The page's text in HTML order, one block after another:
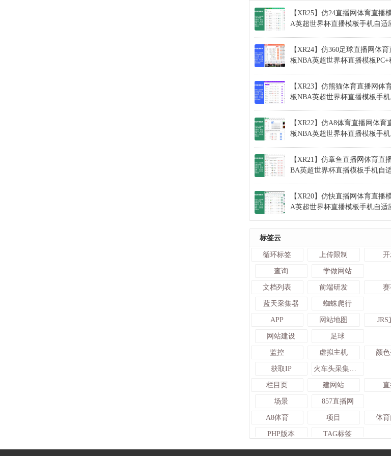
【XR25】仿24直播网体育直播
A英超世界杯直播模板手机自适
【XR24】仿360足球直播网体
板NBA英超世界杯直播模板PC+
【XR23】仿熊猫体育直播网体
板NBA英超世界杯直播模板手
【XR22】仿A8体育直播网体育
板NBA英超世界杯直播模板手
【XR21】仿章鱼直播网体育直
BA英超世界杯直播模板手机自
【XR20】仿快直播网体育直播
A英超世界杯直播模板手机自适
标签云
循环标签 上传限制
查询 学做网站
文档列表 前端研发
蓝天采集器 蜘蛛爬行
APP 网站地图 JRS
网站建设 足球
监控 虚拟主机 颜
获取IP 火车头采集入库发布接口
栏目页 建网站
场景 857直播网
A8体育 项目 体
PHP版本 TAG标签
社交 技术